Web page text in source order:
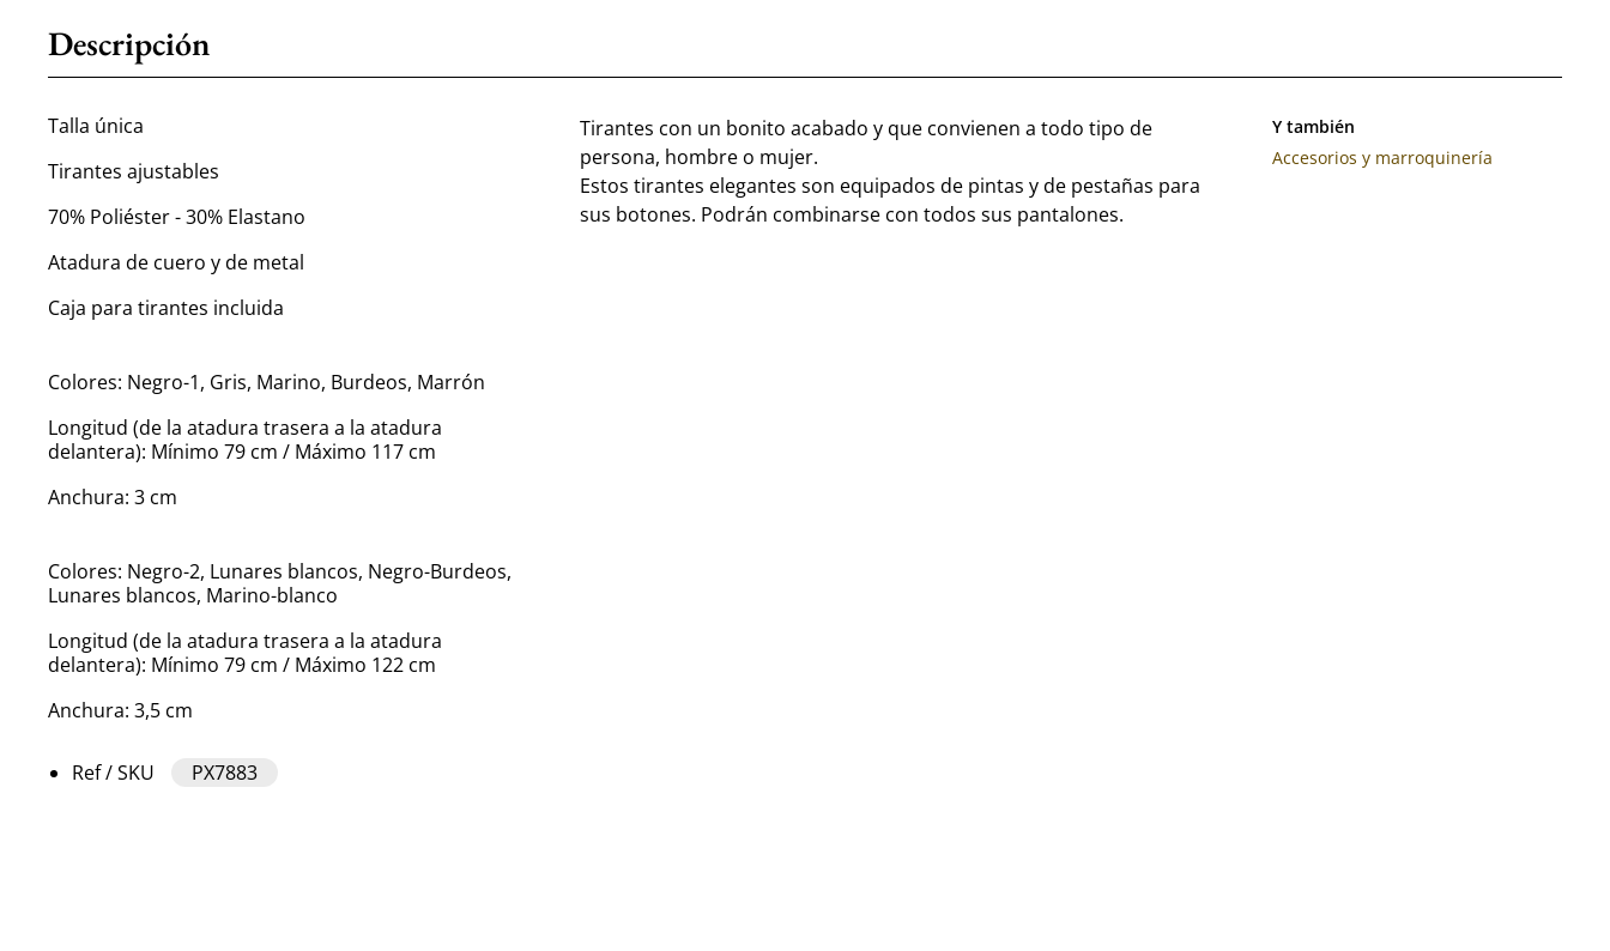
Descripción
Talla única
Tirantes ajustables
70% Poliéster - 30% Elastano
Atadura de cuero y de metal
Caja para tirantes incluida
Colores: Negro-1, Gris, Marino, Burdeos, Marrón
Longitud (de la atadura trasera a la atadura
delantera): Mínimo 79 cm / Máximo 117 cm
Anchura: 3 cm
Colores: Negro-2, Lunares blancos, Negro-Burdeos,
Lunares blancos, Marino-blanco
Longitud (de la atadura trasera a la atadura
delantera): Mínimo 79 cm / Máximo 122 cm
Anchura: 3,5 cm
Ref / SKU PX7883
Tirantes con un bonito acabado y que convienen a todo tipo de
persona, hombre o mujer.
Estos tirantes elegantes son equipados de pintas y de pestañas para
sus botones. Podrán combinarse con todos sus pantalones.
Y también
Accesorios y marroquinería